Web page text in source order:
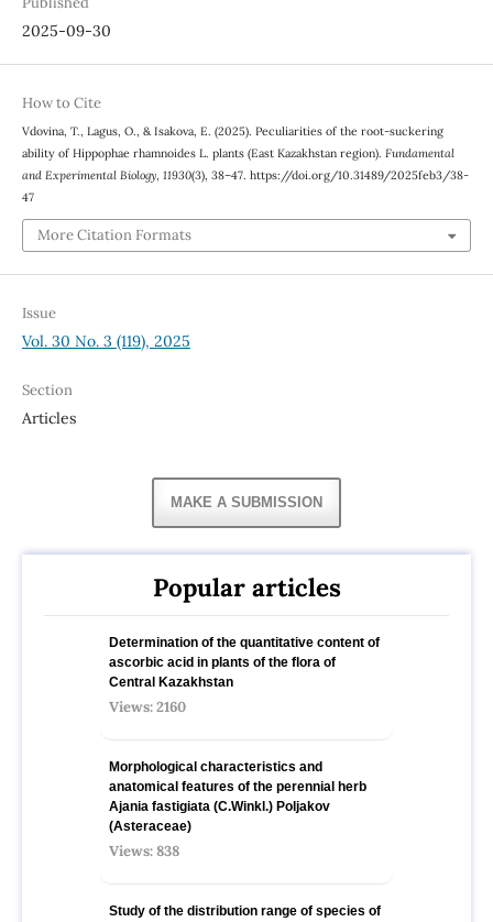
2025-09-30
How to Cite
Vdovina, T., Lagus, O., & Isakova, E. (2025). Peculiarities of the root-suckering
ability of Hippophae rhamnoides L. plants (East Kazakhstan region). Fundamental
and Experimental Biology, 11930(3), 38–47. https://doi.org/10.31489/2025feb3/38-
47
More Citation Formats
Issue
Vol. 30 No. 3 (119), 2025
Section
Articles
MAKE A SUBMISSION
Popular articles
Determination of the quantitative content of
ascorbic acid in plants of the flora of
Central Kazakhstan
Views: 2160
Morphological characteristics and
anatomical features of the perennial herb
Ajania fastigiata (C.Winkl.) Poljakov
(Asteraceae)
Views: 838
Study of the distribution range of species оf